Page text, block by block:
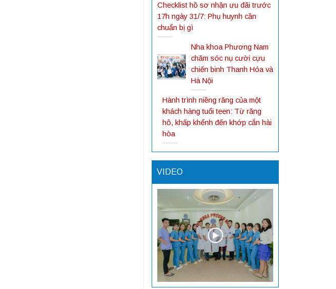
Checklist hồ sơ nhận ưu đãi trước
17h ngày 31/7: Phụ huynh cần
chuẩn bị gì
Nha khoa Phương Nam
chăm sóc nụ cười cựu
chiến binh Thanh Hóa và
Hà Nội
Hành trình niềng răng của một
khách hàng tuổi teen: Từ răng
hô, khấp khểnh đến khớp cắn hài
hòa
VIDEO